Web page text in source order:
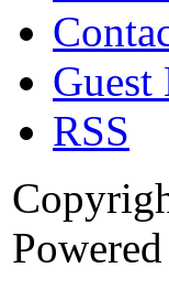
Guest
RSS